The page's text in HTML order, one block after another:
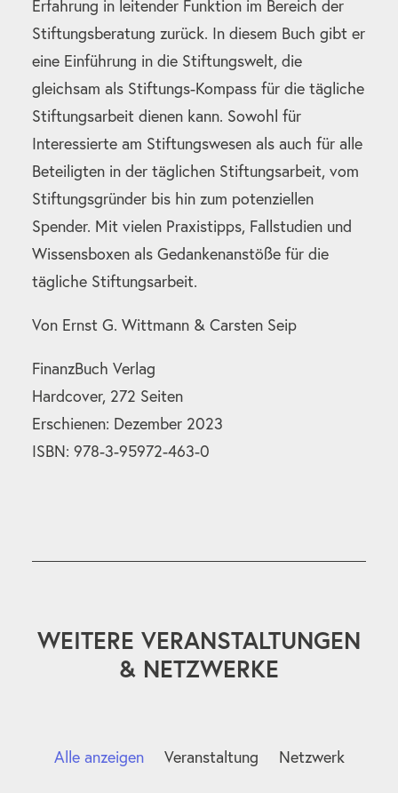
Erfahrung in leitender Funktion im Bereich der
Stiftungsberatung zurück. In diesem Buch gibt er
eine Einführung in die Stiftungswelt, die
gleichsam als Stiftungs-Kompass für die tägliche
Stiftungsarbeit dienen kann. Sowohl für
Interessierte am Stiftungswesen als auch für alle
Beteiligten in der täglichen Stiftungsarbeit, vom
Stiftungsgründer bis hin zum potenziellen
Spender. Mit vielen Praxistipps, Fallstudien und
Wissensboxen als Gedankenanstöße für die
tägliche Stiftungsarbeit.
Von Ernst G. Wittmann & Carsten Seip
FinanzBuch Verlag
Hardcover, 272 Seiten
Erschienen: Dezember 2023
ISBN: 978-3-95972-463-0
WEITERE VERANSTALTUNGEN
& NETZWERKE
Alle anzeigen Veranstaltung Netzwerk